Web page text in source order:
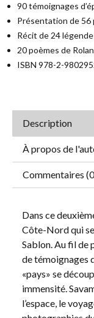
90 témoignages
Présentation de 56
Récit de 24
20 poèmes de
ISBN 978-2-
Description
À propos de
Commentaires
Dans ce
Côte-Nord qui
Sablon. Au fil de
de témoignages
«pays» se
immensité.
l’espace, le